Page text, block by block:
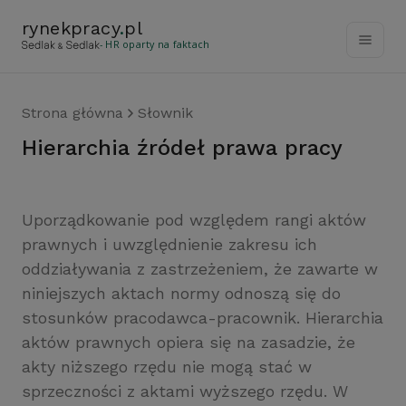
rynekpracy.pl
- HR oparty na faktach
Strona główna Słownik
hierarchia źródeł prawa pracy
Uporządkowanie pod względem rangi aktów
prawnych i uwzględnienie zakresu ich
oddziaływania z zastrzeżeniem, że zawarte w
niniejszych aktach normy odnoszą się do
stosunków pracodawca-pracownik. Hierarchia
aktów prawnych opiera się na zasadzie, że
akty niższego rzędu nie mogą stać w
sprzeczności z aktami wyższego rzędu. W